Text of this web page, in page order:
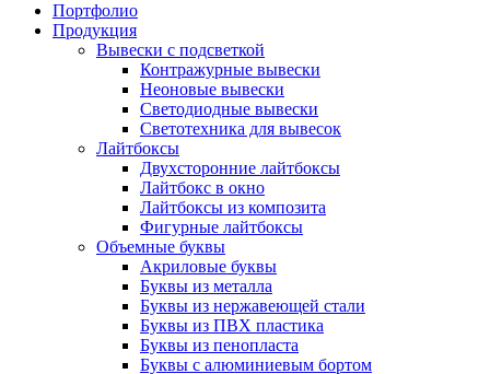
Портфолио
Продукция
Вывески с подсветкой
Контражурные вывески
Неоновые вывески
Светодиодные вывески
Светотехника для вывесок
Лайтбоксы
Двухсторонние лайтбоксы
Лайтбокс в окно
Лайтбоксы из композита
Фигурные лайтбоксы
Объемные буквы
Акриловые буквы
Буквы из металла
Буквы из нержавеющей стали
Буквы из ПВХ пластика
Буквы из пенопласта
Буквы с алюминиевым бортом